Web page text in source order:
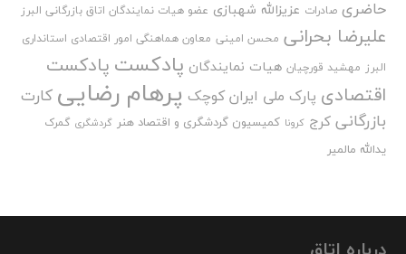
حاضری صادرات عزیزالله شهبازی عضو هیات نمایندگان اتاق بازرگانی البرز
علیرضا بحرانی محسن امینی معاون هماهنگی امور اقتصادی استانداری
البرز مهشید قورچیان هیات نمایندگان پادکست پادکست
اقتصادی پارک ملی ایران کوچک پرهام رضایی کارت
بازرگانی کرج کرونا کمیسیون گردشگری و اقتصاد هنر گردشگری گمرک
یدالله مالمیر